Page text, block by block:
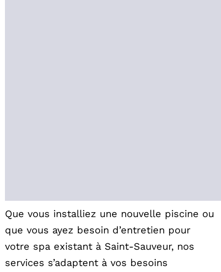
Que vous installiez une nouvelle piscine ou
que vous ayez besoin d’entretien pour
votre spa existant à Saint-Sauveur, nos
services s’adaptent à vos besoins